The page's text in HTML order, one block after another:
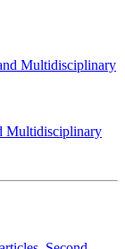
Multidisciplinary